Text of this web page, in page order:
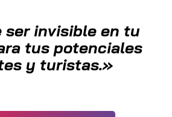
ser invisible en tu
tus potenciales
y turistas.»